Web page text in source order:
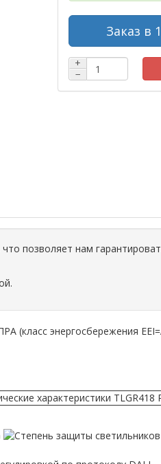
Заказ в
+
−
позволяет нам
(класс энергосбережения